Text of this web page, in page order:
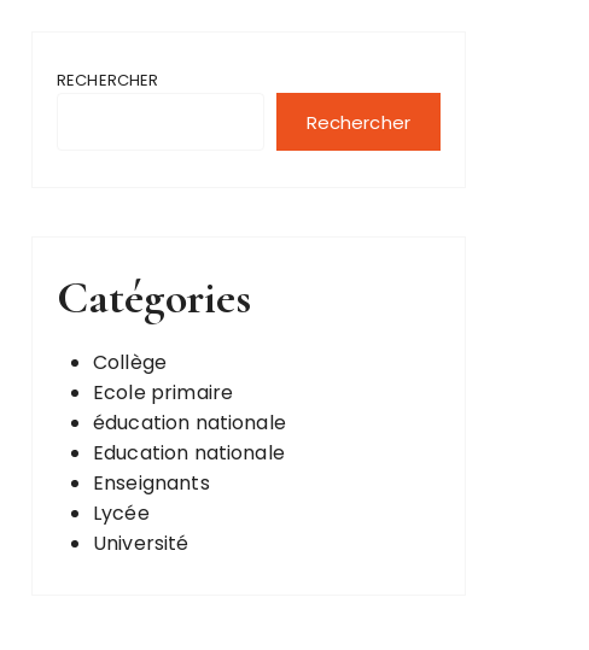
RECHERCHER
Rechercher
Catégories
Collège
Ecole primaire
éducation nationale
Education nationale
Enseignants
Lycée
Université